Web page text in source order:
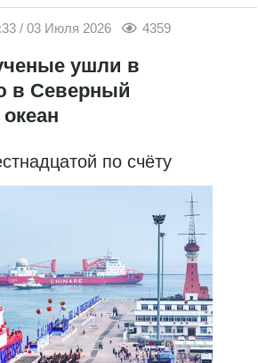
/ 03 Июля 2026 4359
ушли в
в Северный
по счёту